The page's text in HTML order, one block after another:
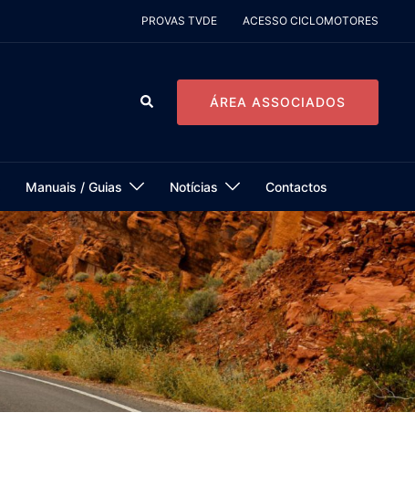
PROVAS TVDE ACESSO CICLOMOTORES
Pesquisar ÁREA ASSOCIADOS
Manuais / Guias Notícias Contactos